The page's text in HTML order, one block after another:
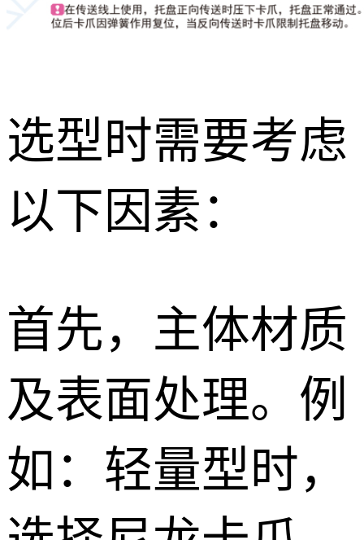
选型时需要考虑
以下因素：
首先，主体材质
及表面处理。例
如：轻量型时，